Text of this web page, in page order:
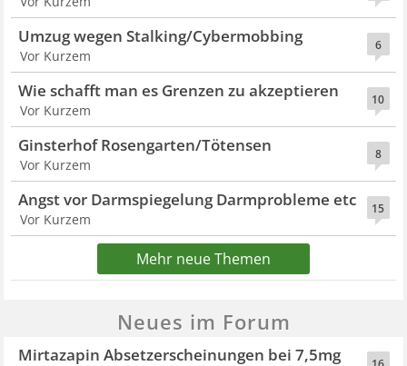
6
Umzug wegen Stalking/Cybermobbing
Vor Kurzem
10
Wie schafft man es Grenzen zu akzeptieren
Vor Kurzem
8
Ginsterhof Rosengarten/Tötensen
Vor Kurzem
15
Angst vor Darmspiegelung Darmprobleme etc
Vor Kurzem
Mehr neue Themen
Neues im Forum
Mirtazapin Absetzerscheinungen bei 7,5mg